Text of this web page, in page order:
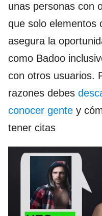
unas personas con
que solo elementos
asegura la
como Badoo
con otros usuarios.
razones debes
conocer gente y
tener citas